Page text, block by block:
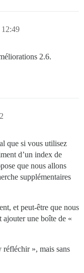
2.6.
que si vous utilisez
d’un index de
que nous allons
supplémentaires
et peut-être que nous
ajouter une boîte de «
réfléchir », mais sans